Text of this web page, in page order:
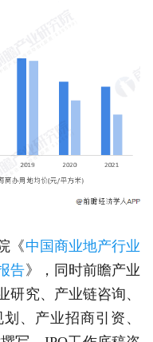
《中国商业地产行业
告》，同时前瞻产业
研究、产业链咨询、
、产业招商引资、